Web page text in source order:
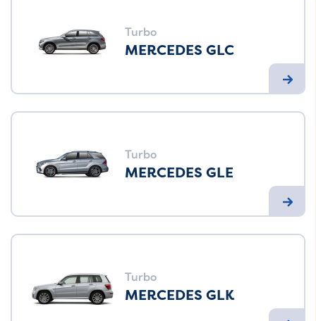
Turbo
MERCEDES GLC
Turbo
MERCEDES GLE
Turbo
MERCEDES GLK